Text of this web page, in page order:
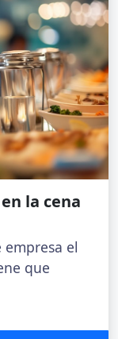
la cena
el
que